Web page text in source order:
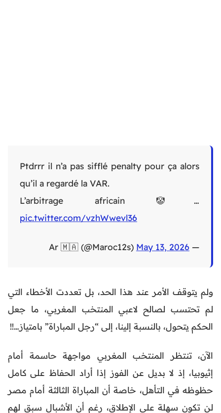
Ptdrrr il n’a pas sifflé penalty pour ça alors
qu’il a regardé la VAR.
L’arbitrage africain 🤡…
pic.twitter.com/vzhWwevl36
— Ar 🇲🇦 (@Maroc12s)
May 13, 2026
ولم يتوقف الأمر عند هذا الحد، بل تعددت الأخطاء التي
لم تحتسب لصالح لاعبي المنتخب المغربي، ما جعل
الحكم يتحول، بالنسبة إلينا، إلى “رجل المباراة” بامتياز…!!
الآن، تنتظر المنتخب المغربي مواجهة حاسمة أمام
إثيوبيا، إذ لا بديل عن الفوز إذا أراد الحفاظ على كامل
حظوظه في التأهل، خاصة أن المباراة الثالثة أمام مصر
لن تكون سهلة على الإطلاق، رغم أن الأشبال سبق لهم